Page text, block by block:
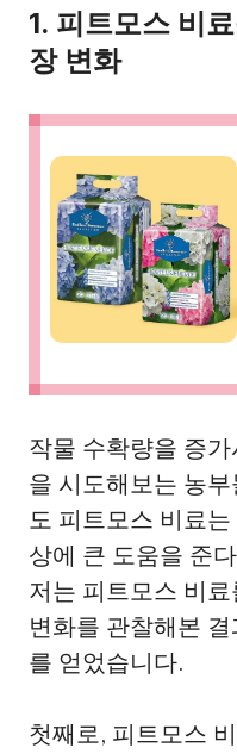
1. 피트모스 비
장 변화
작물 수확량을 증
을 시도해보는 농
도 피트모스 비료
상에 큰 도움을 준
저는 피트모스 비
변화를 관찰해본
를 얻었습니다.
첫째로, 피트모스